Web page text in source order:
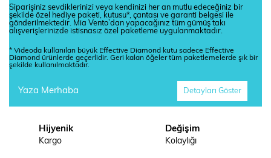
Siparişiniz sevdiklerinizi veya kendinizi her an mutlu edeceğiniz bir
şekilde özel hediye paketi, kutusu*, çantası ve garanti belgesi ile
gönderilmektedir. Mia Vento’dan yapacağınız tüm gümüş takı
alışverişlerinizde istisnasız özel paketleme uygulanmaktadır.
* Videoda kullanılan büyük Effective Diamond kutu sadece Effective
Diamond ürünlerde geçerlidir. Geri kalan öğeler tüm paketlemelerde şık bir
şekilde kullanılmaktadır.
Yaza Merhaba Detayları Göster
Hijyenik
Kargo
Değişim
Kolaylığı